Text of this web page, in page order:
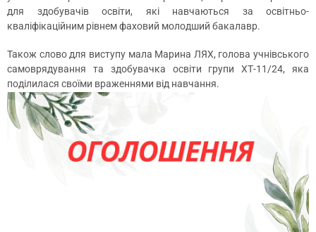
для здобувачів освіти, які навчаються за освітньо-
кваліфікаційним рівнем фаховий молодший бакалавр.
Також слово для виступу мала Марина ЛЯХ, голова учнівського
самоврядування та здобувачка освіти групи ХТ-11/24, яка
поділилася своїми враженнями від навчання.